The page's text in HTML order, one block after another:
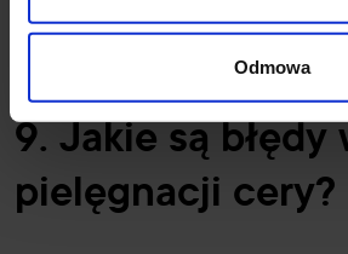
Odmowa
kondycję skóry. Dostosowanie pielęgnacji
skóry pozwoli uzyskać najlepsze efekty.
9. Jakie są błędy
pielęgnacji cery?